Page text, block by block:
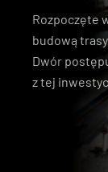
Rozpoczęte
budową
Dwór
z tej